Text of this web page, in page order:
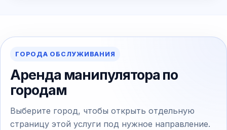
ГОРОДА ОБСЛУЖИВАНИЯ
Аренда манипулятора по
городам
Выберите город, чтобы открыть отдельную
страницу этой услуги под нужное направление.